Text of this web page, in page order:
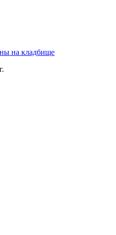
на кладбище